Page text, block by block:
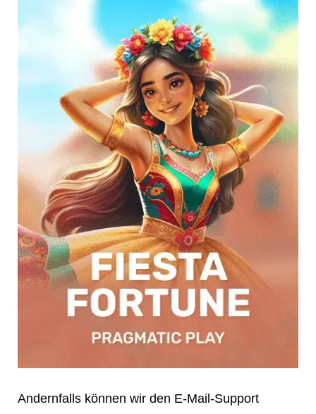
Andernfalls können wir den E-Mail-Support